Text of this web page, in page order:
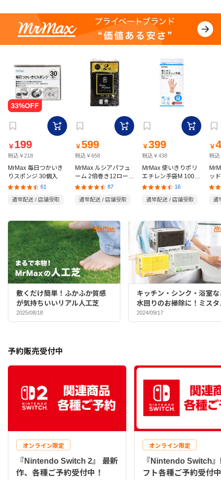
￥ 199
税込￥218
MrMax 毎日つかいき
りスポンジ 30個入
61
通常配送 / 店舗受取
￥599
税込￥658
MrMax ルシアパフュ
ーム 2倍巻き12ロール
ダブル
87
通常配送 / 店舗受取
￥399
税込￥438
MrMax 使いきりポリ
エチレン手袋M 100枚
入
16
通常配送 / 店舗受取
￥
税込
ッ
の
通
敷くだけ簡単！ふかふか質感
が気持ちいいリアル人工芝
2025/08/18
キッチン・シンク・浴室な
水回りのお掃除に！ミスタ
マックスバイヤーおすすめ
ポンジ♪
2024/09/17
予約販売受付中
オンライン限定
『Nintendo Switch 2』 最新
作、各種ご予約受付中！
オンライン限定
『Nintendo Switch
フト各種ご予約受付